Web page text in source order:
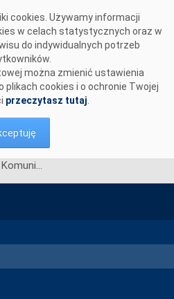
cookies. Używamy informacji
w celach statystycznych oraz w
do indywidualnych potrzeb
można zmienić ustawienia
plikach cookies i o ochronie Twojej
przeczytasz tutaj
Komunikat o nierynkowym redysponowaniu jednostek wytwórczych Farm Wiatrowych w KSE w 02.05.2024